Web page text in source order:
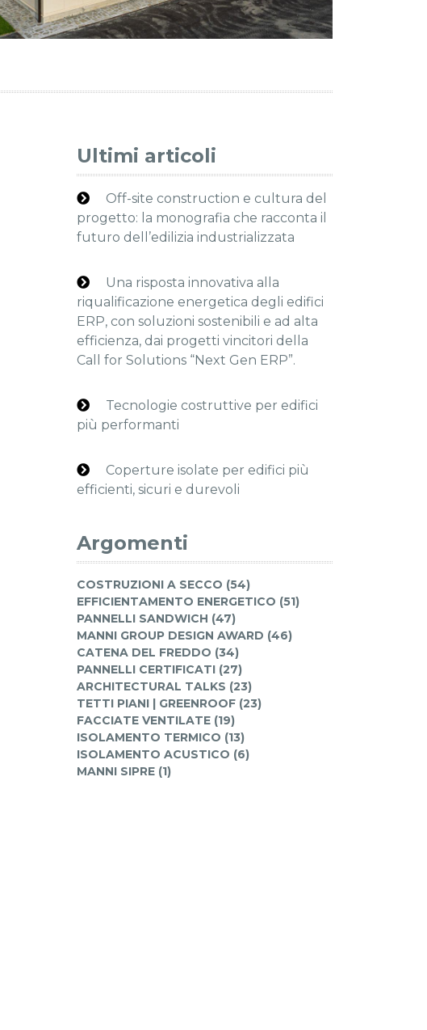
Ultimi articoli
Off-site construction e cultura del
progetto: la monografia che racconta il
futuro dell’edilizia industrializzata
Una risposta innovativa alla
riqualificazione energetica degli edifici
ERP, con soluzioni sostenibili e ad alta
efficienza, dai progetti vincitori della
Call for Solutions “Next Gen ERP”.
Tecnologie costruttive per edifici
più performanti
Coperture isolate per edifici più
efficienti, sicuri e durevoli
Argomenti
COSTRUZIONI A SECCO (54)
EFFICIENTAMENTO ENERGETICO (51)
PANNELLI SANDWICH (47)
MANNI GROUP DESIGN AWARD (46)
CATENA DEL FREDDO (34)
PANNELLI CERTIFICATI (27)
ARCHITECTURAL TALKS (23)
TETTI PIANI | GREENROOF (23)
FACCIATE VENTILATE (19)
ISOLAMENTO TERMICO (13)
ISOLAMENTO ACUSTICO (6)
MANNI SIPRE (1)